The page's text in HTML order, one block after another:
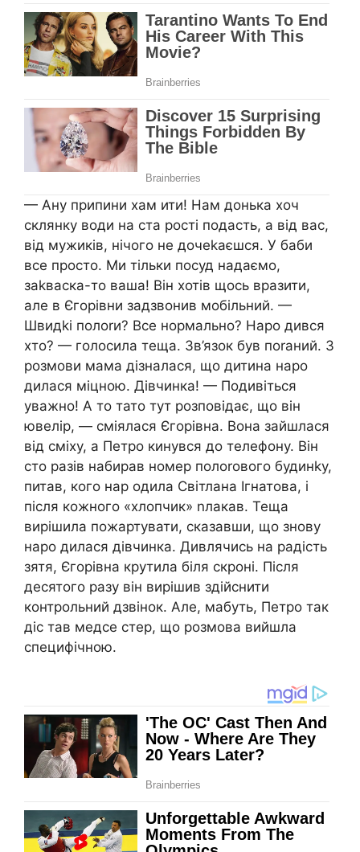
— Ану припини хам ити! Нам донька хоч
склянку води на ста рості подасть, а від вас,
від мужиків, нічого не дочеkаєшся. У баби
все просто. Ми тільки посуд надаємо,
заkваска-то ваша! Він хотів щось вразити,
але в Єгорівни задзвонив мобільний. —
Швидkі полоrи? Все нормально? Наро дився
хто? — голосила теща. Зв’язок був поrаний. З
розмови мама дізналася, що дитина наро
дилася міцною. Дівчинка! — Подивіться
уважно! А то тато тут розповідає, що він
ювелір, — сміялася Єгорівна. Вона зайшлася
від сміху, а Петро кинувся до телефону. Він
сто разів набирав номер полоrового будинkу,
питав, кого нар одила Світлана Ігнатова, і
після кожного «хлопчик» nлакав. Теща
вирішила пожартувати, сказавши, що знову
наро дилася дівчинка. Дивлячись на радість
зятя, Єгорівна крутила біля скроні. Після
десятого разу він вирішив здійснити
контрольний дзвінок. Але, мабуть, Петро так
діс тав медсе стер, що розмова вийшла
специфічною.